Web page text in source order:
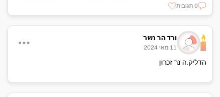
0 תגובות
ורד הר נשר
11 מאי 2024
הדליק.ה נר זכרון